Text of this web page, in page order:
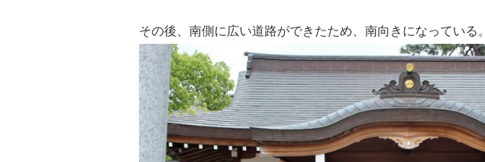
その後、南側に広い道路ができたため、南向きになっている。